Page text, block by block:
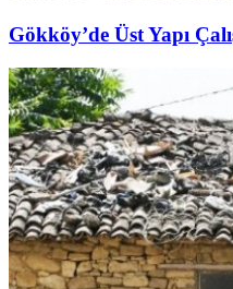
Gökköy’de Üst Yapı